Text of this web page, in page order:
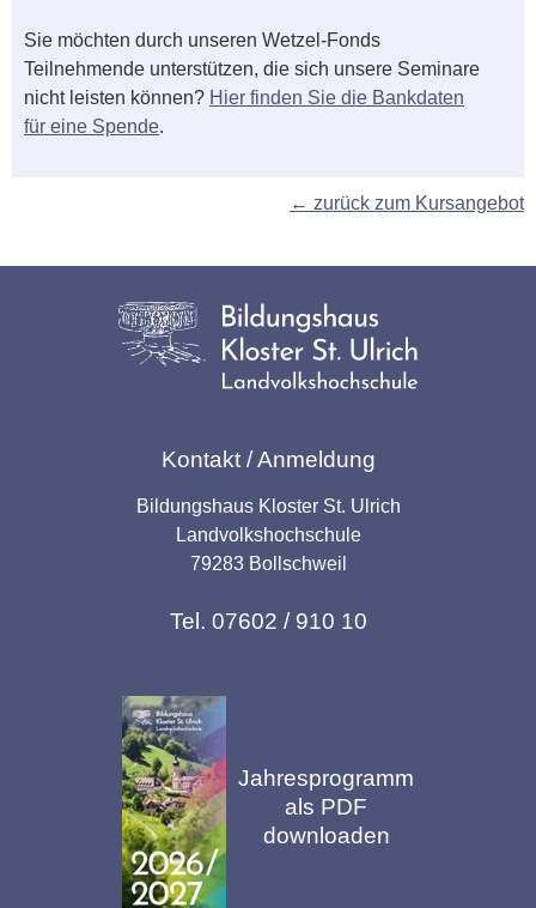
Sie möchten durch unseren Wetzel-Fonds
Teilnehmende unterstützen, die sich unsere Seminare
nicht leisten können? Hier finden Sie die Bankdaten
für eine Spende.
← zurück zum Kursangebot
Kontakt / Anmeldung
Bildungshaus Kloster St. Ulrich
Landvolkshochschule
79283 Bollschweil
Tel. 07602 / 910 10
Jahresprogramm
als PDF
downloaden